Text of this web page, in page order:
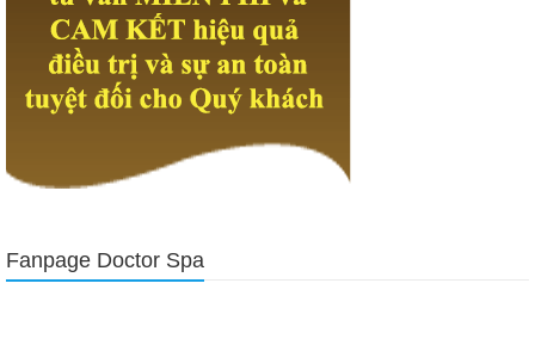
Fanpage Doctor Spa